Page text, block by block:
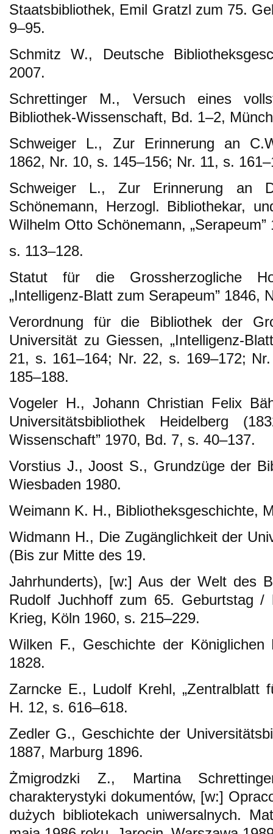
Staatsbibliothek, Emil Gratzl zum 75.
9–95.
Schmitz W., Deutsche
2007.
Schrettinger M., Versuch eines
Bibliothek-Wissenschaft, Bd. 1–2,
Schweiger L., Zur Erinnerung an
1862, Nr. 10, s. 145–156; Nr. 11, s.
Schweiger L., Zur Erinnerung an
Schönemann, Herzogl. Bibliothekar,
Wilhelm Otto Schönemann, „Serapeum”
s. 113–128.
Statut für die Grossherzogliche
„Intelligenz-Blatt zum Serapeum” 1846,
Verordnung für die Bibliothek der
Universität zu Giessen, „Intelligenz-
21, s. 161–164; Nr. 22, s. 169–172;
185–188.
Vogeler H., Johann Christian Felix
Universitätsbibliothek Heidelberg
Wissenschaft” 1970, Bd. 7, s. 40–137.
Vorstius J., Joost S., Grundzüge der
Wiesbaden 1980.
Weimann K. H., Bibliotheksgeschichte,
Widmann H., Die Zugänglichkeit der
(Bis zur Mitte des 19.
Jahrhunderts), [w:] Aus der Welt des
Rudolf Juchhoff zum 65. Geburtstag
Krieg, Köln 1960, s. 215–229.
Wilken F., Geschichte der
1828.
Zarncke E., Ludolf Krehl, „Zentralblatt
H. 12, s. 616–618.
Zedler G., Geschichte der
1887, Marburg 1896.
Żmigrodzki Z., Martina
charakterystyki dokumentów, [w:]
dużych bibliotekach uniwersalnych.